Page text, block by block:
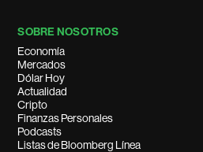
SOBRE NOSOTROS
Economía
Mercados
Dólar Hoy
Actualidad
Cripto
Finanzas Personales
Podcasts
Listas de Bloomberg Línea